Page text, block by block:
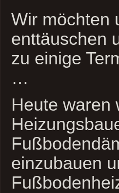
Wir möchten
enttäuschen
zu einige
…
Heute waren
einzubauen